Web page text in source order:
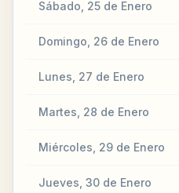
Sábado, 25 de Enero
Domingo, 26 de Enero
Lunes, 27 de Enero
Martes, 28 de Enero
Miércoles, 29 de Enero
Jueves, 30 de Enero